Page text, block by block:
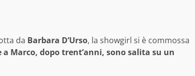
da Barbara D’Urso, la showgirl si è commossa
a Marco, dopo trent’anni, sono salita su un